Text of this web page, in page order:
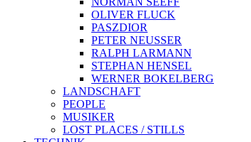
OLIVER FLUCK
PASZDIOR
PETER NEUSSER
RALPH LARMANN
STEPHAN HENSEL
WERNER BOKELBERG
LANDSCHAFT
PEOPLE
MUSIKER
LOST PLACES / STILLS